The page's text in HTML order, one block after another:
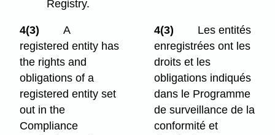
Registry.
4(3)
A
registered entity has
the rights and
obligations of a
registered entity set
out in the
Compliance
4(3)
Les entités
enregistrées ont les
droits et les
obligations indiqués
dans le Programme
de surveillance de la
conformité et